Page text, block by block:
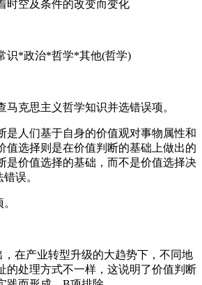
空及条件的改变而变化
*政治*哲学*其他(哲学)
克思主义哲学知识并选错误项。
人们基于自身的价值观对事物属性和
值选择则是在价值判断的基础上做出的
是价值选择的基础，而不是价值选择决
误。
产业转型升级的大趋势下，不同地
的处理方式不一样，这说明了价值判断